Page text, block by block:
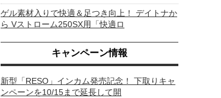
ゲル素材入りで快適＆足つき向上！ デイトナか
ら Vストローム250SX用「快適ロ
キャンペーン情報
新型「RESO」インカム発売記念！ 下取りキャ
ンペーンを10/15まで延長して開